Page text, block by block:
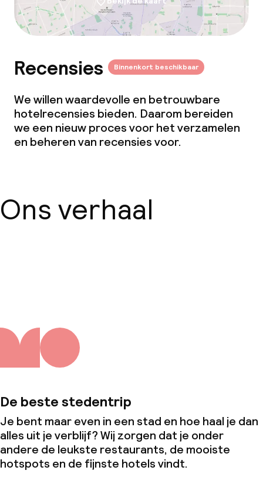
Recensies Binnenkort beschikbaar
We willen waardevolle en betrouwbare
hotelrecensies bieden. Daarom bereiden
we een nieuw proces voor het verzamelen
en beheren van recensies voor.
Ons verhaal
De beste stedentrip
Je bent maar even in een stad en hoe haal je dan
alles uit je verblijf? Wij zorgen dat je onder
andere de leukste restaurants, de mooiste
hotspots en de fijnste hotels vindt.